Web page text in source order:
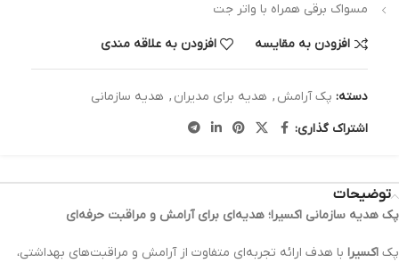
مسواک برقی همراه با واتر جت
افزودن به مقایسه افزودن به علاقه مندی
دسته: پک آرامش , هدیه برای مدیران , هدیه سازمانی
اشتراک گذاری:
توضیحات
پک هدیه سازمانی اکسیرا؛ هدیه‌ای برای آرامش و مراقبت حرفه‌ای
پک اکسیرا با هدف ارائه تجربه‌ای متفاوت از آرامش و مراقبت‌های بهداشتی،